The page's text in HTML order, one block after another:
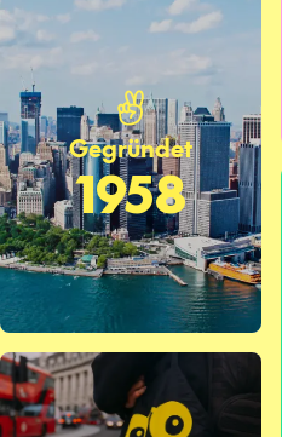
Gegründet
1958